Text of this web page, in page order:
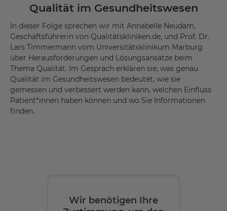
Qualität im Gesundheitswesen
In dieser Folge sprechen wir mit Annabelle Neudam,
Geschäftsführerin von Qualitätskliniken.de, und Prof. Dr.
Lars Timmermann vom Universitätsklinikum Marburg
über Herausforderungen und Lösungsansätze beim
Thema Qualität. Im Gespräch erklären sie, was genau
Qualität im Gesundheitswesen bedeutet, wie sie
gemessen und verbessert werden kann, welchen Einfluss
Patient*innen haben können und wo Sie Informationen
finden.
Wir benötigen Ihre